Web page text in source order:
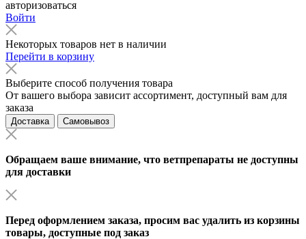
авторизоваться
Войти
Некоторых товаров нет в наличии
Перейти в корзину
Выберите способ получения товара
От вашего выбора зависит ассортимент, доступный вам для
заказа
Доставка Самовывоз
Обращаем ваше внимание, что ветпрепараты не доступны
для доставки
Перед оформлением заказа, просим вас удалить из корзины
товары, доступные под заказ